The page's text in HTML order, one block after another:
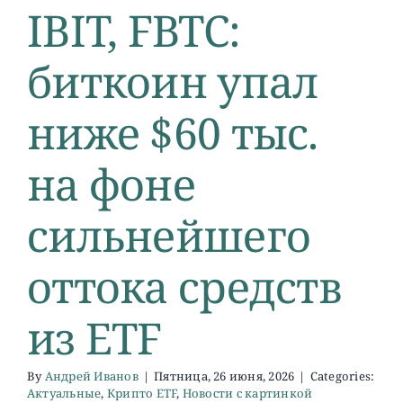
IBIT, FBTC:
биткоин упал
ниже $60 тыс.
на фоне
сильнейшего
оттока средств
из ETF
ByАндрей Иванов | Пятница, 26 июня, 2026 | Categories:
Актуальные, Крипто ETF, Новости с картинкой